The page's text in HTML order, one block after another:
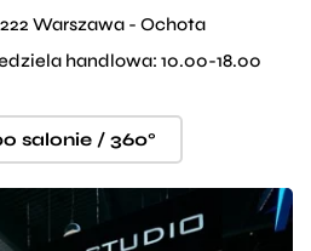
Warszawa - Ochota
handlowa: 10.00-18.00
salonie / 360°